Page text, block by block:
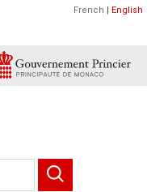
French | English